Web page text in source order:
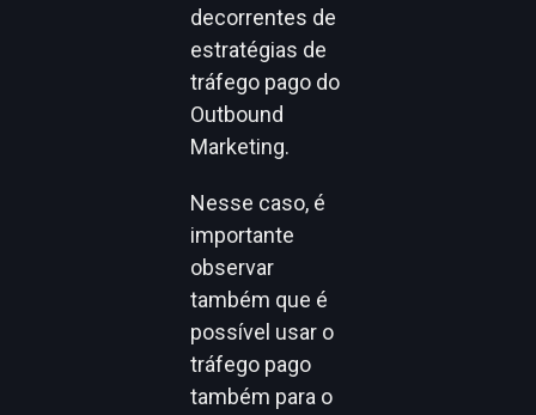
decorrentes de
estratégias de
tráfego pago do
Outbound
Marketing.
Nesse caso, é
importante
observar
também que é
possível usar o
tráfego pago
também para o